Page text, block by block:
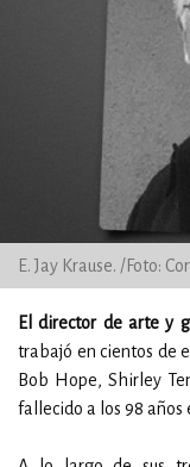
E. Jay Krause. /Foto:
El director de arte y
trabajó en cientos de
Bob Hope, Shirley
fallecido a los 98 años